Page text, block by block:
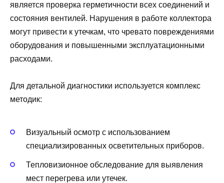
является проверка герметичности всех соединений и
состояния вентилей. Нарушения в работе коллектора
могут привести к утечкам, что чревато повреждениями
оборудования и повышенными эксплуатационными
расходами.
Для детальной диагностики используется комплекс
методик:
Визуальный осмотр с использованием
специализированных осветительных приборов.
Тепловизионное обследование для выявления
мест перегрева или утечек.